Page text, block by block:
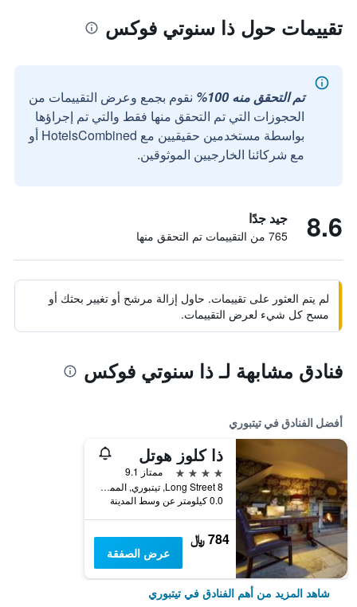
تقييمات حول ذا سنوتي فوكس
تم التحقق منه 100%
نقوم بجمع وعرض التقييمات من
الحجوزات التي تم التحقق منها فقط والتي تم إجراؤها
بواسطة مستخدمين حقيقيين مع HotelsCombined أو
مع شركائنا الخارجيين الموثوقين.
8.6 جيد جدًا
765 من التقييمات تم التحقق منها
لم يتم العثور على تقييمات. حاول إزالة مرشح أو تغيير بحثك أو
مسح كل شيء لعرض التقييمات.
فنادق مشابهة لـ ذا سنوتي فوكس
أفضل الفنادق في تيتبوري
ذا كلوز هوتل
4 نجوم
ممتاز 9.1
8 Long Street, تيتبوري, المملكة المتحدة
0.0 كيلومتر عن وسط المدينة
784 ﷼
عرض الصفقة
شاهد المزيد من أهم الفنادق في تيتبوري